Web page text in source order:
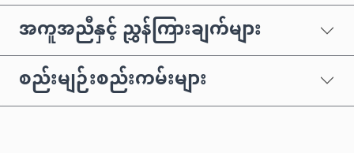
အကူအညီနှင့် ညွှန်ကြားချက်များ
စည်းမျဉ်းစည်းကမ်းများ